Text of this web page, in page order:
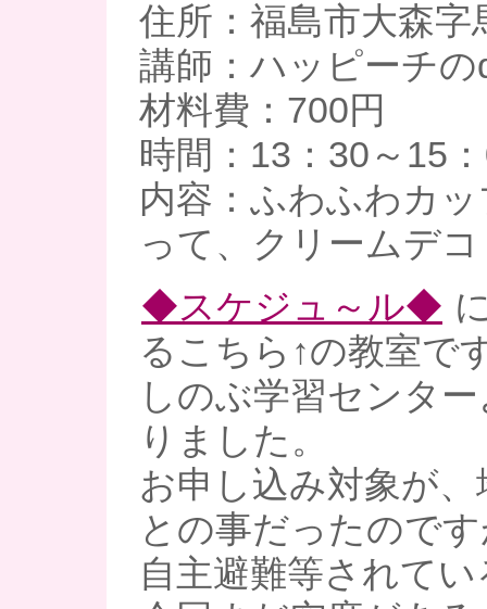
住所：福島市大森字
講師：ハッピーチの
材料費：700円
時間：13：30～15
内容：ふわふわカ
って、クリームデ
◆スケジュ～ル◆
るこちら↑の教室で
しのぶ学習センタ
りました。
お申し込み対象が
との事だったので
自主避難等されて